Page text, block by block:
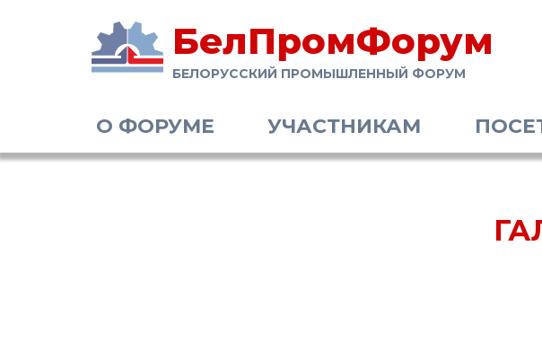
БелПромФорум
БЕЛОРУССКИЙ ПРОМЫШЛЕННЫЙ ФОРУМ
О ФОРУМЕ УЧАСТНИКАМ